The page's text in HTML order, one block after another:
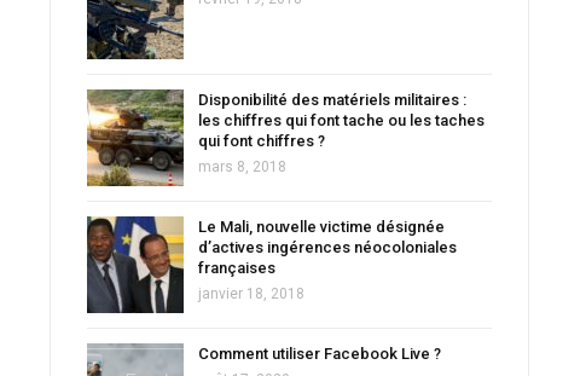
Disponibilité des matériels militaires :
les chiffres qui font tache ou les taches
qui font chiffres ?
mars 8, 2018
Le Mali, nouvelle victime désignée
d’actives ingérences néocoloniales
françaises
janvier 18, 2018
Comment utiliser Facebook Live ?